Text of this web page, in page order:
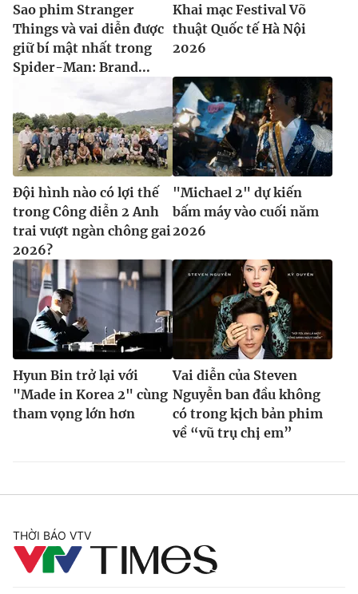
Sao phim Stranger
Things và vai diễn được
giữ bí mật nhất trong
Spider-Man: Brand...
Khai mạc Festival Võ
thuật Quốc tế Hà Nội
2026
Đội hình nào có lợi thế
trong Công diễn 2 Anh
trai vượt ngàn chông gai
2026?
"Michael 2" dự kiến
bấm máy vào cuối năm
2026
Hyun Bin trở lại với
"Made in Korea 2" cùng
tham vọng lớn hơn
Vai diễn của Steven
Nguyễn ban đầu không
có trong kịch bản phim
về “vũ trụ chị em”
THỜI BÁO VTV